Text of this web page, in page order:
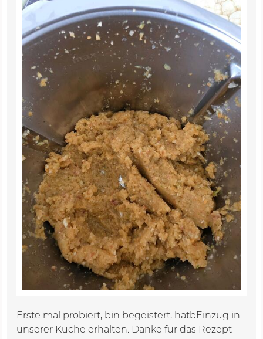
Erste mal probiert, bin begeistert, hatbEinzug in
unserer Küche erhalten. Danke für das Rezept